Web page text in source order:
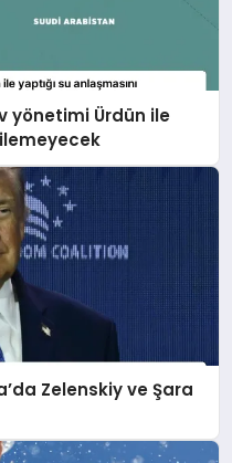
yönetimi Ürdün ile
Zelenskiy ve Şara